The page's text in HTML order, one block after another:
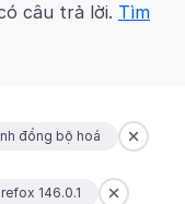
câu trả lời. Tìm
đồng bộ hoá
146.0.1